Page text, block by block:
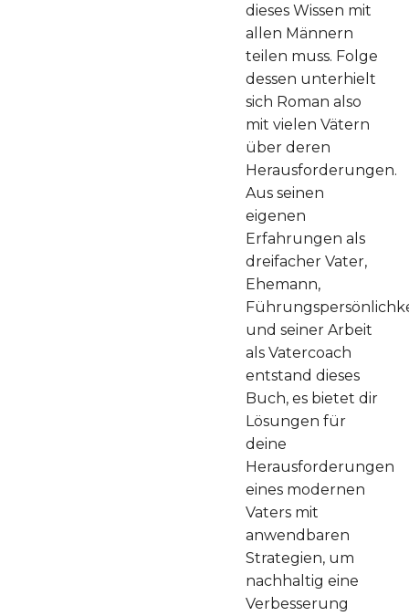
dieses Wissen mit
allen Männern
teilen muss. Folge
dessen unterhielt
sich Roman also
mit vielen Vätern
über deren
Herausforderungen.
Aus seinen
eigenen
Erfahrungen als
dreifacher Vater,
Ehemann,
und seiner Arbeit
als Vatercoach
entstand dieses
Buch, es bietet dir
Lösungen für
deine
Herausforderungen
eines modernen
Vaters mit
anwendbaren
Strategien, um
nachhaltig eine
Verbesserung